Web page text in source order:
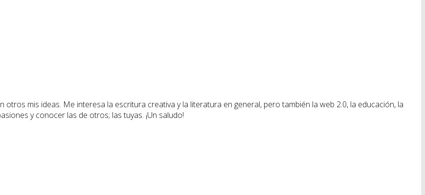
mis ideas. Me interesa la escritura creativa y la literatura en general, pero también la web 2.0, la educación, la
y conocer las de otros; las tuyas. ¡Un saludo!